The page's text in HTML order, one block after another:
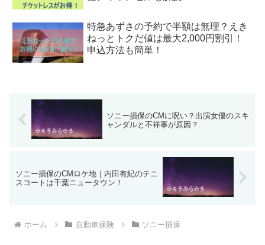
特急あずさの予約で半額は無理？えき
ねっとトクだ値は最大2,000円割引！
申込方法も簡単！
ソニー損保のCMに呪い？出演女優のスキ
ャンダルと不祥事が原因？
ソニー損保のCMロケ地｜内田有紀のテニ
スコートは千葉ニュータウン！
ホーム 自動車保険 ソニー損保